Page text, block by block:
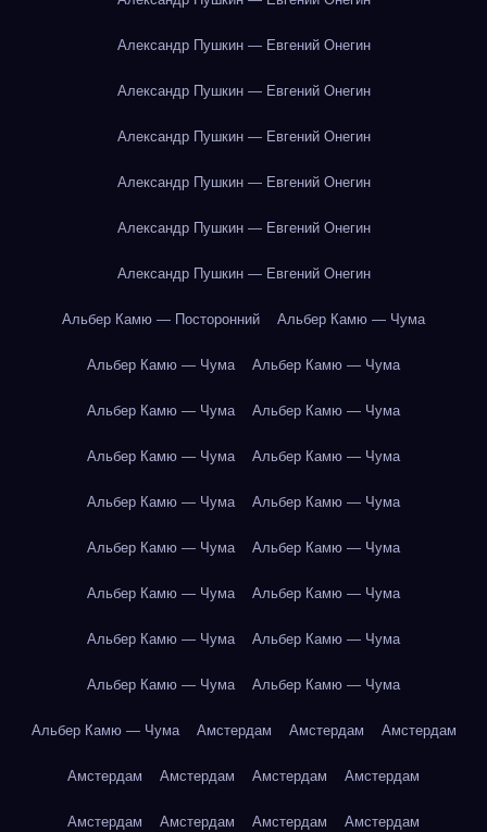
Александр Пушкин — Евгений Онегин
Александр Пушкин — Евгений Онегин
Александр Пушкин — Евгений Онегин
Александр Пушкин — Евгений Онегин
Александр Пушкин — Евгений Онегин
Александр Пушкин — Евгений Онегин
Альбер Камю — Посторонний Альбер Камю — Чума
Альбер Камю — Чума Альбер Камю — Чума
Альбер Камю — Чума Альбер Камю — Чума
Альбер Камю — Чума Альбер Камю — Чума
Альбер Камю — Чума Альбер Камю — Чума
Альбер Камю — Чума Альбер Камю — Чума
Альбер Камю — Чума Альбер Камю — Чума
Альбер Камю — Чума Альбер Камю — Чума
Альбер Камю — Чума Альбер Камю — Чума
Альбер Камю — Чума Амстердам Амстердам Амстердам
Амстердам Амстердам Амстердам Амстердам
Амстердам Амстердам Амстердам Амстердам